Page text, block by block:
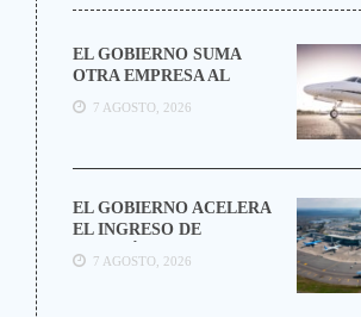
EL GOBIERNO SUMA
OTRA EMPRESA AL
NEGOCIO DE LOS
VUELOS PRIVADOS
7 AGOSTO, 2026
EL GOBIERNO ACELERA
EL INGRESO DE
AEROLÍNEAS
EXTRANJERAS CON
7 AGOSTO, 2026